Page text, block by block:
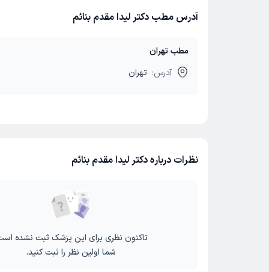
آدرس مطب دکتر لیدا مقدم بنائم
مطب تهران
آدرس: تهران
نظرات درباره دکتر لیدا مقدم بنائم
تاکنون نظری برای این پزشک ثبت نشده
شما اولین نظر را ثبت کنید.